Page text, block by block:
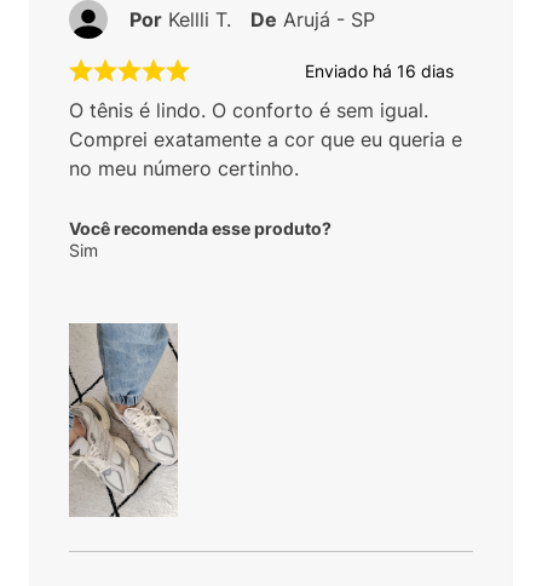
Enviado há 16 dias
O tênis é lindo. O conforto é sem igual.
Comprei exatamente a cor que eu queria e
no meu número certinho.
Você recomenda esse produto?
Sim
Por Kellli T. De Arujá - SP